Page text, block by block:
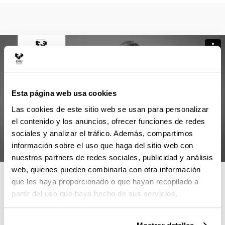
Esta página web usa cookies
Las cookies de este sitio web se usan para personalizar
el contenido y los anuncios, ofrecer funciones de redes
sociales y analizar el tráfico. Además, compartimos
información sobre el uso que haga del sitio web con
nuestros partners de redes sociales, publicidad y análisis
web, quienes pueden combinarla con otra información
que les haya proporcionado o que hayan recopilado a
partir del uso que haya hecho de sus servicios.
4 RAZONES PARA ELEGIR ESTE
MÁSTER
Máster de referencia en envejecimiento, por su gran